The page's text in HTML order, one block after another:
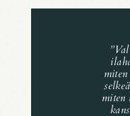
”
miten